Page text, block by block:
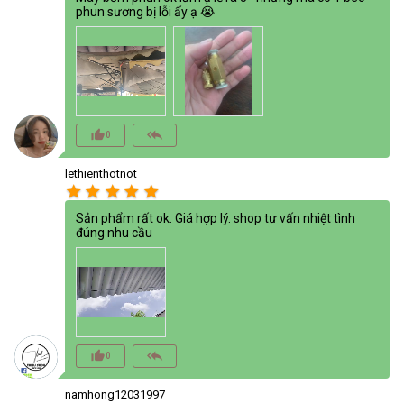
phun sương bị lỗi ấy ạ 😭
thumb_up_alt0 reply_all
lethienthotnot
star star star star star
Sản phẩm rất ok. Giá hợp lý. shop tư vấn nhiệt tình
đúng nhu cầu
thumb_up_alt0 reply_all
namhong12031997